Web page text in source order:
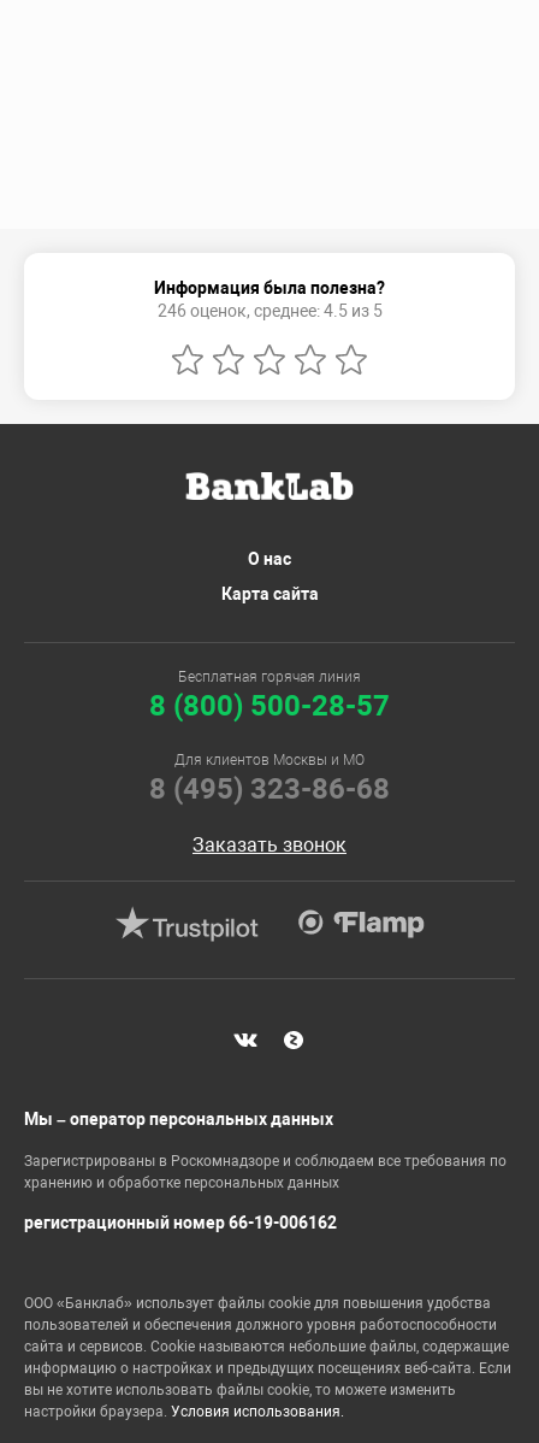
Информация была полезна?
246 оценок, среднее: 4.5 из 5
О нас
Карта сайта
Бесплатная горячая линия
8 (800) 500-28-57
Для клиентов Москвы и МО
8 (495) 323-86-68
Заказать звонок
Мы – оператор персональных данных
Зарегистрированы в Роскомнадзоре и соблюдаем все требования по
хранению и обработке персональных данных
регистрационный номер 66-19-006162
ООО «Банклаб» использует файлы cookie для повышения удобства
пользователей и обеспечения должного уровня работоспособности
сайта и сервисов. Cookie называются небольшие файлы, содержащие
информацию о настройках и предыдущих посещениях веб-сайта. Если
вы не хотите использовать файлы cookie, то можете изменить
настройки браузера. Условия использования.